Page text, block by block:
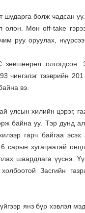
болж чадсан
олон. Мөн off-take
руу оруулах,
олгогдсон.
чингэлэг тээврийн
вэ.
улсын хилийн цэрэг,
байна уу. Тэр дунд
гарч байгаа
сарын хугацаатай
шаардлага үүснэ.
Засгийн
янз бүр хэвлэл